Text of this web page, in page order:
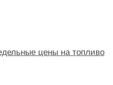
цены на топливо